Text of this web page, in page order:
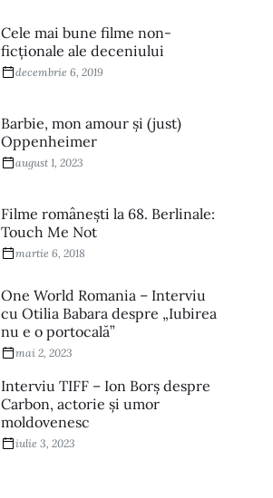
Cele mai bune filme non-
ficționale ale deceniului
decembrie 6, 2019
Barbie, mon amour și (just)
Oppenheimer
august 1, 2023
Filme româneşti la 68. Berlinale:
Touch Me Not
martie 6, 2018
One World Romania – Interviu
cu Otilia Babara despre „Iubirea
nu e o portocală”
mai 2, 2023
Interviu TIFF – Ion Borș despre
Carbon, actorie și umor
moldovenesc
iulie 3, 2023